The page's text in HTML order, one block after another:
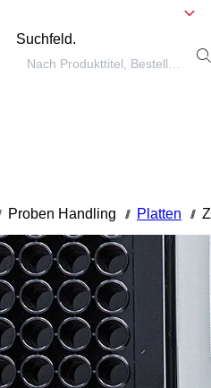
Suchfeld.
Proben Handling /// Platten ///